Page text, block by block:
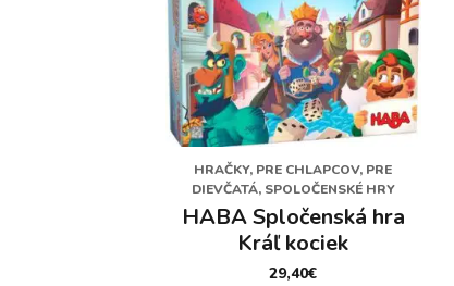
HRAČKY, PRE CHLAPCOV, PRE
DIEVČATÁ, SPOLOČENSKÉ HRY
HABA Spločenská hra
Kráľ kociek
29,40€